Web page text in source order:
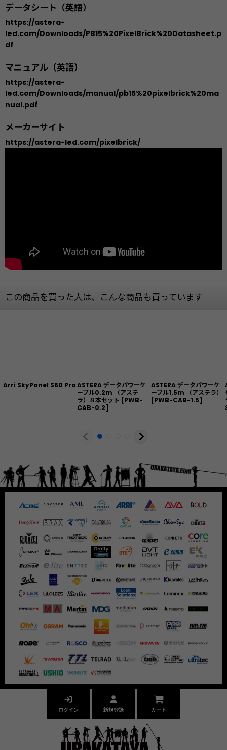
データシート（英語）
https://astera-
led.com/Downloads/PB15%20PixelBrick%20Datasheet.p
df
マニュアル（英語）
https://astera-
led.com/Downloads/manual/pb15%20pixelbrick%20ma
nual.pdf
メーカーサイト
https://astera-led.com/pixelbrick/
この商品を買った人は、こんな商品も買っています
Arri SkyPanel S60 ProASTERA データパワーケ
ーブル0.2m （アステ
ラ）８本セット [PWB-
CAB-0.2]
ASTERA データパワーケ
ーブル1.5m （アステラ）
[PWB-CAB-1.5]
ログイン 新規登録 カート